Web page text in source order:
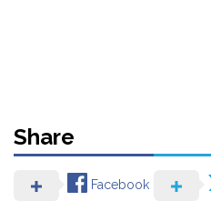
Share
Facebook